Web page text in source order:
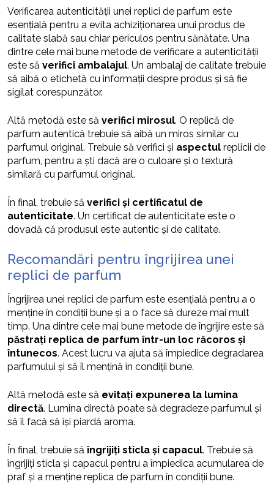
Verificarea autenticității unei replici de parfum este
esențială pentru a evita achiziționarea unui produs de
calitate slabă sau chiar periculos pentru sănătate. Una
dintre cele mai bune metode de verificare a autenticității
este să verifici ambalajul. Un ambalaj de calitate trebuie
să aibă o etichetă cu informații despre produs și să fie
sigilat corespunzător.
Altă metodă este să verifici mirosul. O replică de
parfum autentică trebuie să aibă un miros similar cu
parfumul original. Trebuie să verifici și aspectul replicii de
parfum, pentru a ști dacă are o culoare și o textură
similară cu parfumul original.
În final, trebuie să verifici și certificatul de
autenticitate. Un certificat de autenticitate este o
dovadă că produsul este autentic și de calitate.
Recomandări pentru îngrijirea unei
replici de parfum
Îngrijirea unei replici de parfum este esențială pentru a o
menține în condiții bune și a o face să dureze mai mult
timp. Una dintre cele mai bune metode de îngrijire este să
păstrați replica de parfum într-un loc răcoros și
întunecos. Acest lucru va ajuta să împiedice degradarea
parfumului și să îl mențină în condiții bune.
Altă metodă este să evitați expunerea la lumina
directă. Lumina directă poate să degradeze parfumul și
să îl facă să își piardă aroma.
În final, trebuie săîngrijiți sticla și capacul. Trebuie să
îngrijiți sticla și capacul pentru a împiedica acumularea de
praf și a menține replica de parfum în condiții bune.